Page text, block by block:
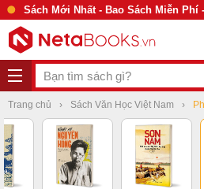
Sách Mới Nhất - Bao Sách Miễn Phí -
Trang chủ Sách Văn Học Việt Nam